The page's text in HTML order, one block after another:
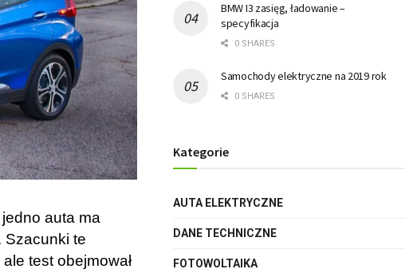
auta ma
Szacunki te
test obejmował
BMW I3 zasięg, ładowanie –
specyfikacja
0 SHARES
Samochody elektryczne na 2019 rok
0 SHARES
Kategorie
AUTA ELEKTRYCZNE
DANE TECHNICZNE
FOTOWOLTAIKA